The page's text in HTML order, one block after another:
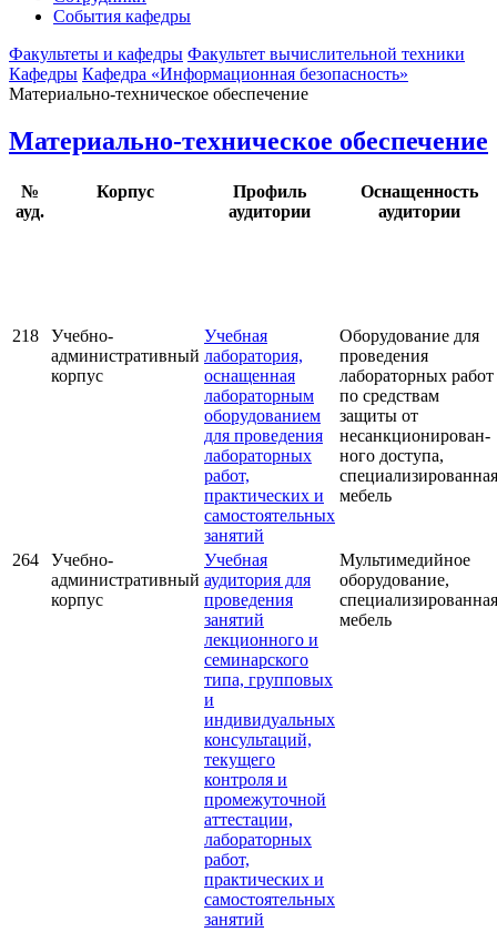
События кафедры
Факультеты и кафедры Факультет вычислительной техники
Кафедры Кафедра «Информационная безопасность»
Материально-техническое обеспечение
Материально-техническое обеспечение
№
ауд.
Корпус
Профиль
аудитории
Оснащенность
аудитории
218
Учебно-
административный
корпус
Учебная
лаборатория,
оснащенная
лабораторным
оборудованием
для проведения
лабораторных
работ,
практических и
самостоятельных
занятий
Оборудование для
проведения
лабораторных работ
по средствам
защиты от
несанкционирован-
ного доступа,
специализированная
мебель
264
Учебно-
административный
корпус
Учебная
аудитория для
проведения
занятий
лекционного и
семинарского
типа, групповых
и
индивидуальных
консультаций,
текущего
контроля и
промежуточной
аттестации,
лабораторных
работ,
практических и
самостоятельных
занятий
Мультимедийное
оборудование,
специализированная
мебель